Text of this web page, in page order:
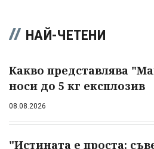
НАЙ-ЧЕТЕНИ
Какво представлява
носи до 5 кг експлозив
08.08.2026
"Истината е проста: